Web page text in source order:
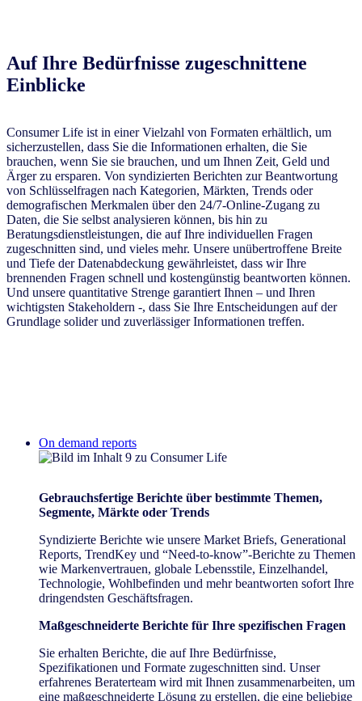
Auf Ihre Bedürfnisse zugeschnittene
Einblicke
Consumer Life ist in einer Vielzahl von Formaten erhältlich, um
sicherzustellen, dass Sie die Informationen erhalten, die Sie
brauchen, wenn Sie sie brauchen, und um Ihnen Zeit, Geld und
Ärger zu ersparen. Von syndizierten Berichten zur Beantwortung
von Schlüsselfragen nach Kategorien, Märkten, Trends oder
demografischen Merkmalen über den 24/7-Online-Zugang zu
Daten, die Sie selbst analysieren können, bis hin zu
Beratungsdienstleistungen, die auf Ihre individuellen Fragen
zugeschnitten sind, und vieles mehr. Unsere unübertroffene Breite
und Tiefe der Datenabdeckung gewährleistet, dass wir Ihre
brennenden Fragen schnell und kostengünstig beantworten können.
Und unsere quantitative Strenge garantiert Ihnen – und Ihren
wichtigsten Stakeholdern -, dass Sie Ihre Entscheidungen auf der
Grundlage solider und zuverlässiger Informationen treffen.
On demand reports
Gebrauchsfertige Berichte über bestimmte Themen,
Segmente, Märkte oder Trends
Syndizierte Berichte wie unsere Market Briefs, Generational
Reports, TrendKey und “Need-to-know”-Berichte zu Themen
wie Markenvertrauen, globale Lebensstile, Einzelhandel,
Technologie, Wohlbefinden und mehr beantworten sofort Ihre
dringendsten Geschäftsfragen.
Maßgeschneiderte Berichte für Ihre spezifischen Fragen
Sie erhalten Berichte, die auf Ihre Bedürfnisse,
Spezifikationen und Formate zugeschnitten sind. Unser
erfahrenes Beraterteam wird mit Ihnen zusammenarbeiten, um
eine maßgeschneiderte Lösung zu erstellen, die eine beliebige